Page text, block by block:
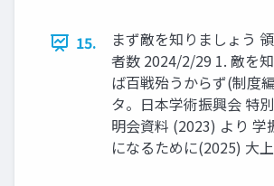
15.
まず敵を知りましょう
者数 2024/2/29 1. 敵を
ば百戦殆うからず(制度
タ。日本学術振興会 特
明会資料 (2023) より 学
になるために(2025) 大